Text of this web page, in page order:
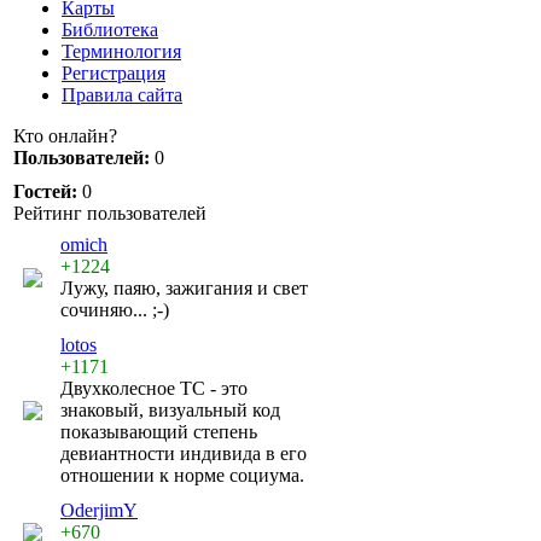
Карты
Библиотека
Терминология
Регистрация
Правила сайта
Кто онлайн?
Пользователей: 0
Гостей: 0
Рейтинг пользователей
omich
+1224
Лужу, паяю, зажигания и свет
сочиняю... ;-)
lotos
+1171
Двухколесное ТС - это
знаковый, визуальный код
показывающий степень
девиантности индивида в его
отношении к норме социума.
OderjimY
+670